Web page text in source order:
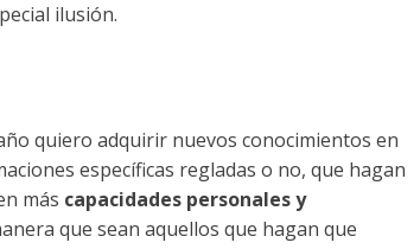
ilusión.
quiero adquirir nuevos conocimientos en
específicas regladas o no, que hagan
más capacidades personalesy
que sean aquellos que hagan que